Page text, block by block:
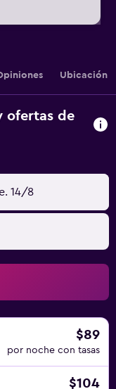
Ubicación
ofertas de
14/8
$89
por noche con tasas
$104